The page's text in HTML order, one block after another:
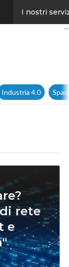
I nostri
Industria 4.0
rete
e